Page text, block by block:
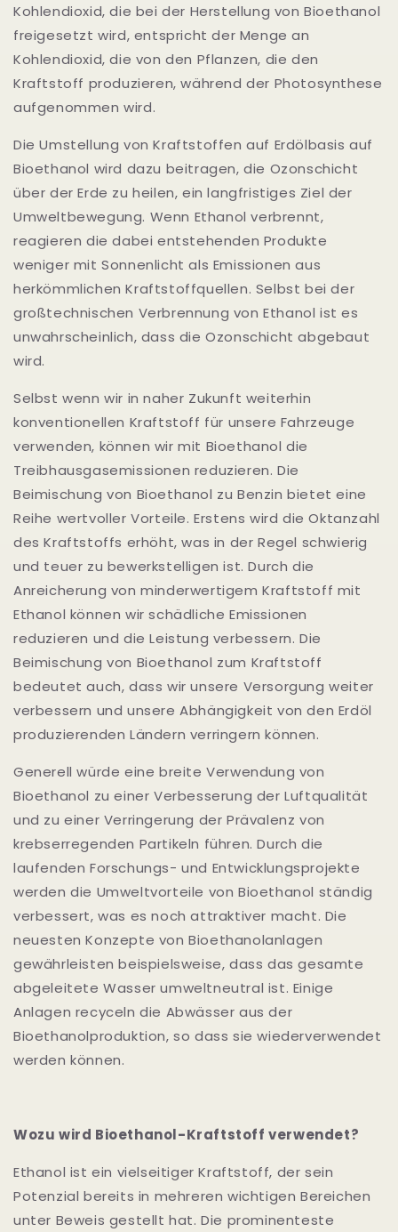
Kohlendioxid, die bei der Herstellung von Bioethanol
freigesetzt wird, entspricht der Menge an
Kohlendioxid, die von den Pflanzen, die den
Kraftstoff produzieren, während der Photosynthese
aufgenommen wird.
Die Umstellung von Kraftstoffen auf Erdölbasis auf
Bioethanol wird dazu beitragen, die Ozonschicht
über der Erde zu heilen, ein langfristiges Ziel der
Umweltbewegung. Wenn Ethanol verbrennt,
reagieren die dabei entstehenden Produkte
weniger mit Sonnenlicht als Emissionen aus
herkömmlichen Kraftstoffquellen. Selbst bei der
großtechnischen Verbrennung von Ethanol ist es
unwahrscheinlich, dass die Ozonschicht abgebaut
wird.
Selbst wenn wir in naher Zukunft weiterhin
konventionellen Kraftstoff für unsere Fahrzeuge
verwenden, können wir mit Bioethanol die
Treibhausgasemissionen reduzieren. Die
Beimischung von Bioethanol zu Benzin bietet eine
Reihe wertvoller Vorteile. Erstens wird die Oktanzahl
des Kraftstoffs erhöht, was in der Regel schwierig
und teuer zu bewerkstelligen ist. Durch die
Anreicherung von minderwertigem Kraftstoff mit
Ethanol können wir schädliche Emissionen
reduzieren und die Leistung verbessern. Die
Beimischung von Bioethanol zum Kraftstoff
bedeutet auch, dass wir unsere Versorgung weiter
verbessern und unsere Abhängigkeit von den Erdöl
produzierenden Ländern verringern können.
Generell würde eine breite Verwendung von
Bioethanol zu einer Verbesserung der Luftqualität
und zu einer Verringerung der Prävalenz von
krebserregenden Partikeln führen. Durch die
laufenden Forschungs- und Entwicklungsprojekte
werden die Umweltvorteile von Bioethanol ständig
verbessert, was es noch attraktiver macht. Die
neuesten Konzepte von Bioethanolanlagen
gewährleisten beispielsweise, dass das gesamte
abgeleitete Wasser umweltneutral ist. Einige
Anlagen recyceln die Abwässer aus der
Bioethanolproduktion, so dass sie wiederverwendet
werden können.
Wozu wird Bioethanol-Kraftstoff verwendet?
Ethanol ist ein vielseitiger Kraftstoff, der sein
Potenzial bereits in mehreren wichtigen Bereichen
unter Beweis gestellt hat. Die prominenteste